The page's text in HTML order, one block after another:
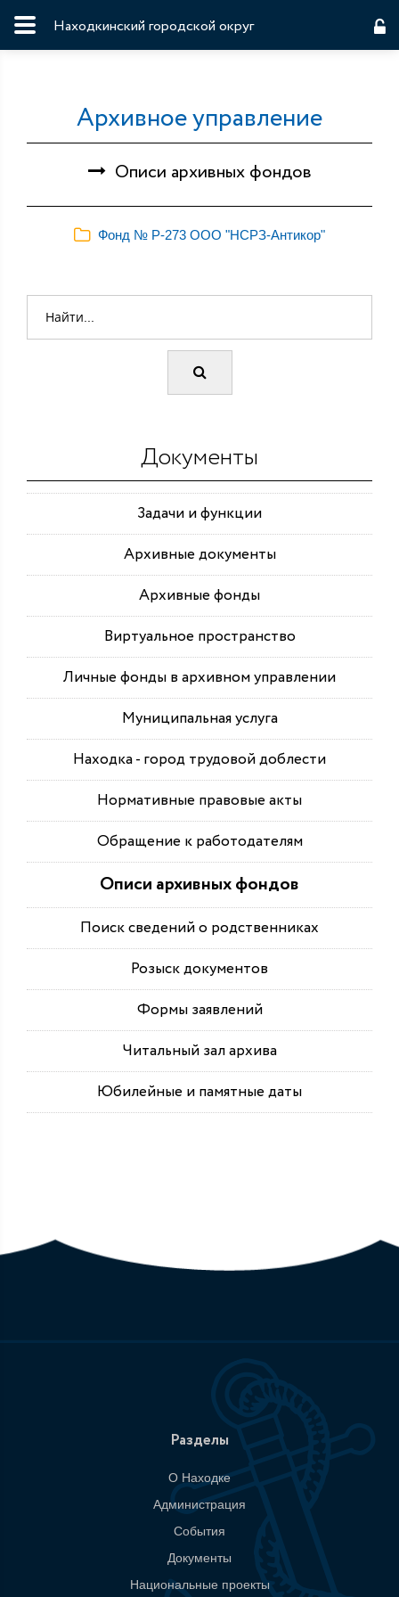
Находкинский городской округ
Архивное управление
Описи архивных фондов
Фонд № Р-273 ООО "НСРЗ-Антикор"
Документы
Задачи и функции
Архивные документы
Архивные фонды
Виртуальное пространство
Личные фонды в архивном управлении
Муниципальная услуга
Находка - город трудовой доблести
Нормативные правовые акты
Обращение к работодателям
Описи архивных фондов
Поиск сведений о родственниках
Розыск документов
Формы заявлений
Читальный зал архива
Юбилейные и памятные даты
Разделы
О Находке
Администрация
События
Документы
Национальные проекты